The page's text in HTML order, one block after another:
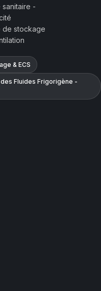
sanitaire -
de stockage
& ECS
Fluides Frigorigène -